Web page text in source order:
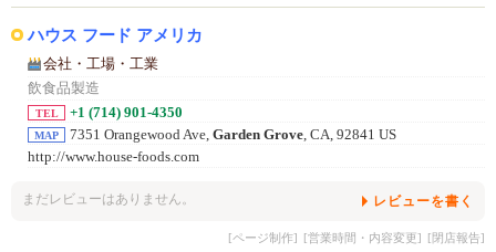
ハウス フード アメリカ
会社・工場・工業
飲食品製造
TEL +1 (714) 901-4350
MAP 7351 Orangewood Ave, Garden Grove, CA, 92841 US
http://www.house-foods.com
まだレビューはありません。 レビューを書く
[ページ制作] [営業時間・内容変更] [閉店報告]